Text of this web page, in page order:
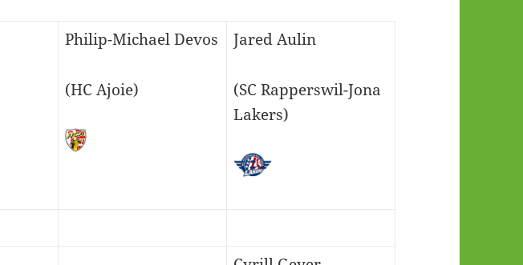
Philip-Michael Devos
(HC Ajoie)
Jared Aulin
(SC Rapperswil-Jona
Lakers)